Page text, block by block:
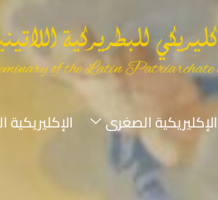
الإكليريكية الصغرى الإكليريكية